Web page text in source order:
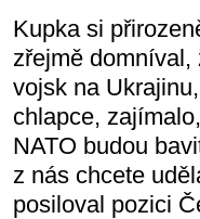
Kupka si
zřejmě
vojsk na
chlapce,
NATO budou
z nás chcete
posiloval pozici